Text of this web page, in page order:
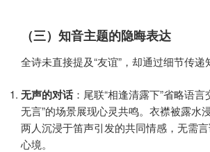
（三）知音主题的隐晦表达
全诗未直接提及“友谊”，却通过细节传递
无声的对话：尾联“相逢清露下”省略语言
无言”的场景展现心灵共鸣。衣襟被露水
两人沉浸于笛声引发的共同情感，无需
心境。